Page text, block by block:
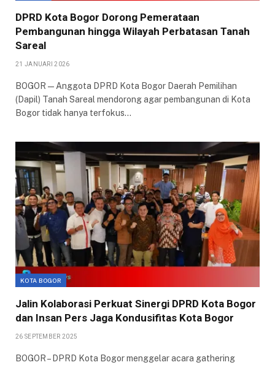
DPRD Kota Bogor Dorong Pemerataan
Pembangunan hingga Wilayah Perbatasan Tanah
Sareal
21 JANUARI 2026
BOGOR — Anggota DPRD Kota Bogor Daerah Pemilihan
(Dapil) Tanah Sareal mendorong agar pembangunan di Kota
Bogor tidak hanya terfokus…
KOTA BOGOR
Jalin Kolaborasi Perkuat Sinergi DPRD Kota Bogor
dan Insan Pers Jaga Kondusifitas Kota Bogor
26 SEPTEMBER 2025
BOGOR – DPRD Kota Bogor menggelar acara gathering